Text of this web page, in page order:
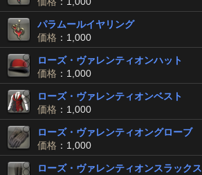
パラムールイヤリング
価格 ：1,000
ローズ・ヴァレンティオンハット
価格 ：1,000
ローズ・ヴァレンティオンベスト
価格 ：1,000
ローズ・ヴァレンティオングローブ
価格 ：1,000
ローズ・ヴァレンティオンスラックス